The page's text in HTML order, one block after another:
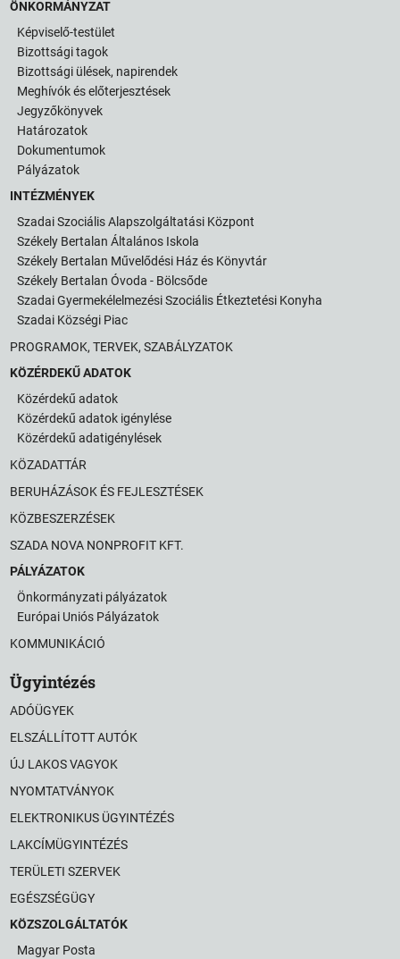
ÖNKORMÁNYZAT
Képviselő-testület
Bizottsági tagok
Bizottsági ülések, napirendek
Meghívók és előterjesztések
Jegyzőkönyvek
Határozatok
Dokumentumok
Pályázatok
INTÉZMÉNYEK
Szadai Szociális Alapszolgáltatási Központ
Székely Bertalan Általános Iskola
Székely Bertalan Művelődési Ház és Könyvtár
Székely Bertalan Óvoda - Bölcsőde
Szadai Gyermekélelmezési Szociális Étkeztetési Konyha
Szadai Községi Piac
PROGRAMOK, TERVEK, SZABÁLYZATOK
KÖZÉRDEKŰ ADATOK
Közérdekű adatok
Közérdekű adatok igénylése
Közérdekű adatigénylések
KÖZADATTÁR
BERUHÁZÁSOK ÉS FEJLESZTÉSEK
KÖZBESZERZÉSEK
SZADA NOVA NONPROFIT KFT.
PÁLYÁZATOK
Önkormányzati pályázatok
Európai Uniós Pályázatok
KOMMUNIKÁCIÓ
Ügyintézés
ADÓÜGYEK
ELSZÁLLÍTOTT AUTÓK
ÚJ LAKOS VAGYOK
NYOMTATVÁNYOK
ELEKTRONIKUS ÜGYINTÉZÉS
LAKCÍMÜGYINTÉZÉS
TERÜLETI SZERVEK
EGÉSZSÉGÜGY
KÖZSZOLGÁLTATÓK
Magyar Posta